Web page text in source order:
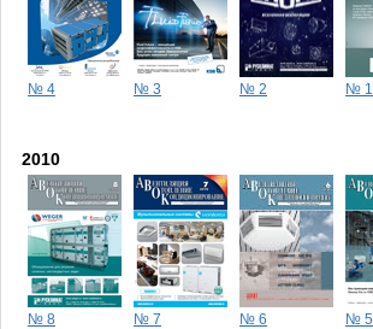
№ 4 № 3 № 2 № 1
2010
№ 8 № 7 № 6 № 5